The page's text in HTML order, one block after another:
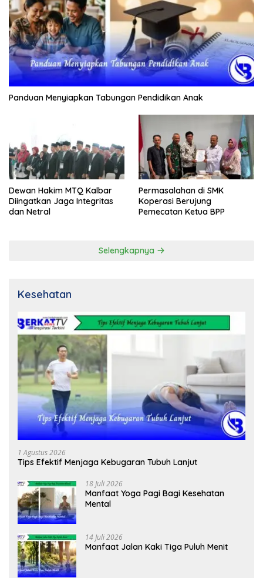
Panduan Menyiapkan Tabungan Pendidikan Anak
Dewan Hakim MTQ Kalbar
Diingatkan Jaga Integritas
dan Netral
Permasalahan di SMK
Koperasi Berujung
Pemecatan Ketua BPP
Selengkapnya
Kesehatan
1 Agustus 2026
Tips Efektif Menjaga Kebugaran Tubuh Lanjut
18 Juli 2026
Manfaat Yoga Pagi Bagi Kesehatan
Mental
14 Juli 2026
Manfaat Jalan Kaki Tiga Puluh Menit